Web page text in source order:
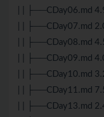
| | ├──CDay06.md
| | ├──CDay07.md
| | ├──CDay08.md
| | ├──CDay09.md
| | ├──CDay10.md
| | ├──CDay11.md
| | ├──CDay13.md